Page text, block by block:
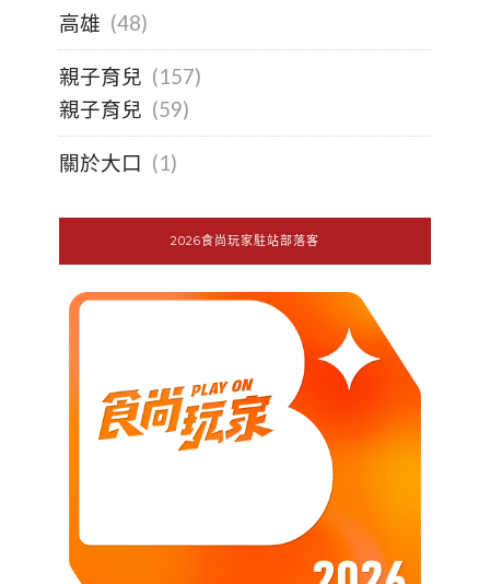
高雄 (48)
親子育兒 (157)
親子育兒 (59)
關於大口 (1)
2026食尚玩家駐站部落客